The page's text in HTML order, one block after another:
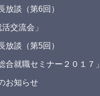
放談（第6回）
交流会」
放談（第5回）
合就職セミナー２０１７」
お知らせ